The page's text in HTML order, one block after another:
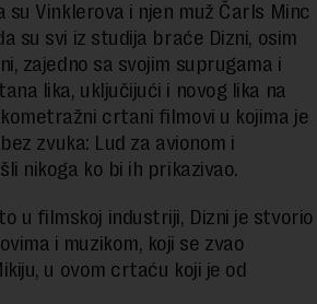
su Vinklerova i njen muž Čarls Minc
su svi iz studija braće Dizni, osim
zajedno sa svojim suprugama i
lika, uključijući i novog lika na
crtani filmovi u kojima je
zvuka: Lud za avionom i
nikoga ko bi ih prikazivao.
u filmskoj industriji, Dizni je stvorio
i muzikom, koji se zvao
u ovom crtaću koji je od